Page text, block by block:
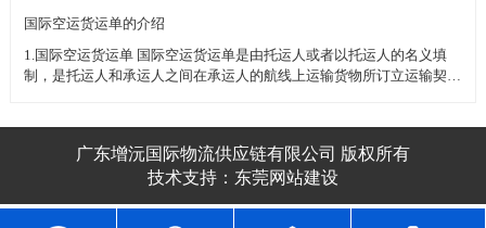
​国际空运货运单的介绍
1.国际空运货运单 国际空运货运单是由托运人或者以托运人的名义填
制，是托运人和承运人之间在承运人的航线上运输货物所订立运输契约
广东增沅国际物流供应链有限公司 版权所有
技术支持： 东莞网站建设​